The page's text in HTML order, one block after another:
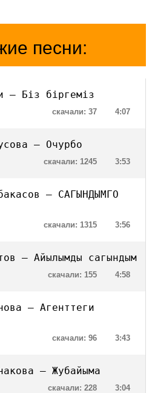
песни:
— Біз біргеміз
4:07
скачали: 37
— Очурбо
3:53
скачали: 1245
— САГЫНДЫМГО
3:56
скачали: 1315
— Айылымды сагындым
4:58
скачали: 155
— Агенттеги
3:43
скачали: 96
— Жубайыма
3:04
скачали: 228